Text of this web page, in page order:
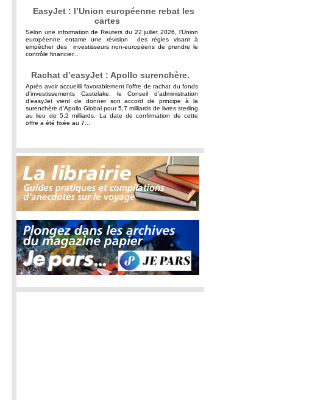
EasyJet : l’Union européenne rebat les
cartes
Selon une information de Reuters du 22 juillet 2026, l’Union
européenne entame une révision des règles visant à
empêcher des investisseurs non-européens de prendre le
contrôle financier...
Rachat d’easyJet : Apollo surenchère.
Après avoir accueilli favorablement l’offre de rachat du fonds
d’investissements Castelake, le Conseil d’administration
d’easyJet vient de donner son accord de principe à la
surenchère d’Apollo Global pour 5,7 milliards de livres sterling
au lieu de 5,2 milliards. La date de confirmation de cette
offre a été fixée au 7...